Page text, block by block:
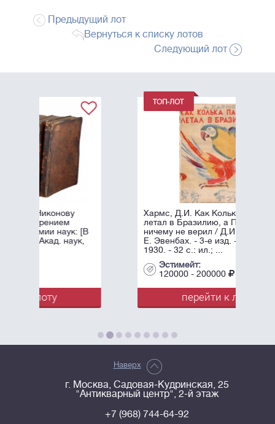
Предыдущий лот
Вернуться к списку лотов
Следующий лот
Хармс, Д.И. Как Колька Панкин
летал в Бразилию, а Петька Ершов
ничему не верил / Д.И. Хармс, худ.
Е. Эвенбах. - 3-е изд. - М.: ГИЗ,
1930. - 32 с.: ил.; ...
120000 - 200000
Наверх
г. Москва, Садовая-Кудринская, 25
"Антикварный центр", 2-й этаж
+7 (968) 744-64-92